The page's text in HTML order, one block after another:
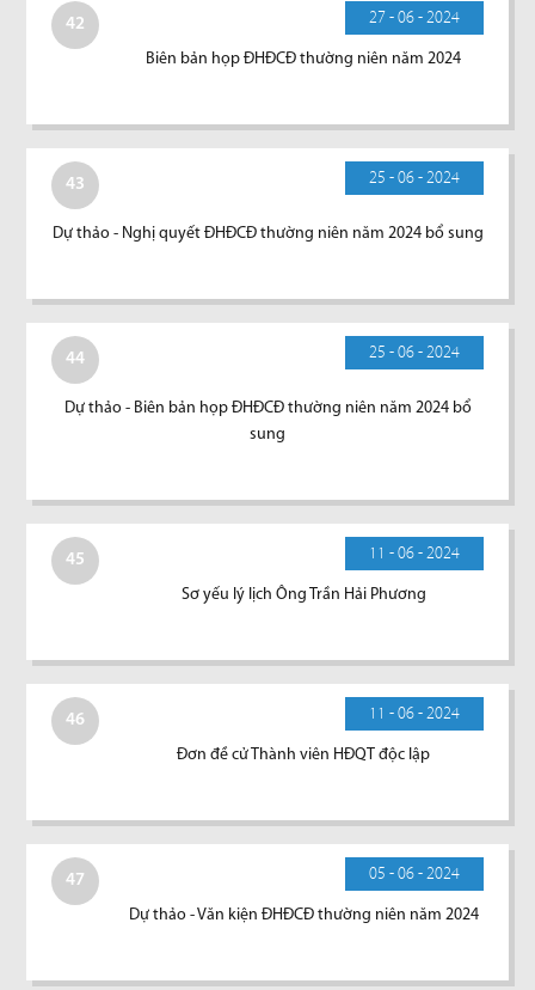
42 27 - 06 - 2024
Biên bản họp ĐHĐCĐ thường niên năm 2024
43 25 - 06 - 2024
Dự thảo - Nghị quyết ĐHĐCĐ thường niên năm 2024 bổ sung
44 25 - 06 - 2024
Dự thảo - Biên bản họp ĐHĐCĐ thường niên năm 2024 bổ
sung
45 11 - 06 - 2024
Sơ yếu lý lịch Ông Trần Hải Phương
46 11 - 06 - 2024
Đơn đề cử Thành viên HĐQT độc lập
47 05 - 06 - 2024
Dự thảo - Văn kiện ĐHĐCĐ thường niên năm 2024